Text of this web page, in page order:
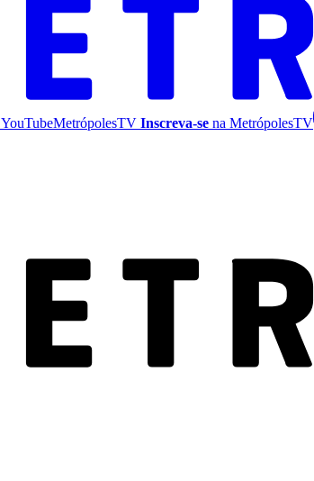
YouTubeMetrópolesTV Inscreva-se na MetrópolesTV